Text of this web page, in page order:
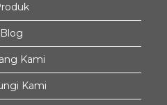
Blog
Kami
Kami